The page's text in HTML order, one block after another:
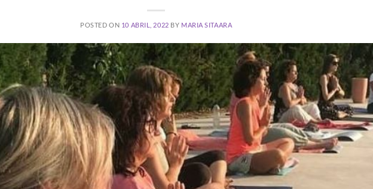
POSTED ON 10 ABRIL, 2022 BY MARIA SITAARA